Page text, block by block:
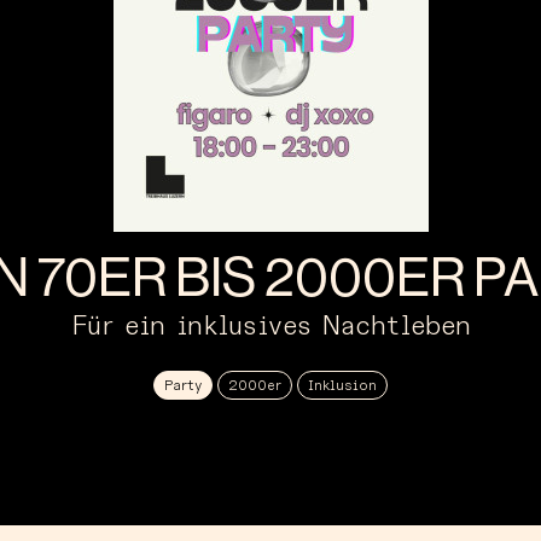
70ER BIS 2000ER
Für ein inklusives Nachtleben
Party 2000er Inklusion